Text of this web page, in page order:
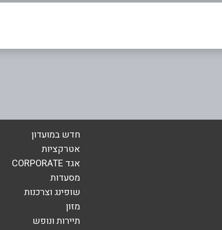
חדש במועדון
אטרקציות
אגד CORPORATE
מסעדות
שופינג וצרכנות
מזון
תיירות ונופש